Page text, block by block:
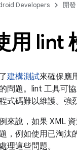
Developers 開發
用 lint
建構測試來確保應
問題。lint 工具可
式碼難以維護。強
來說，如果 XML
，例如使用已淘汰
理這些問題。